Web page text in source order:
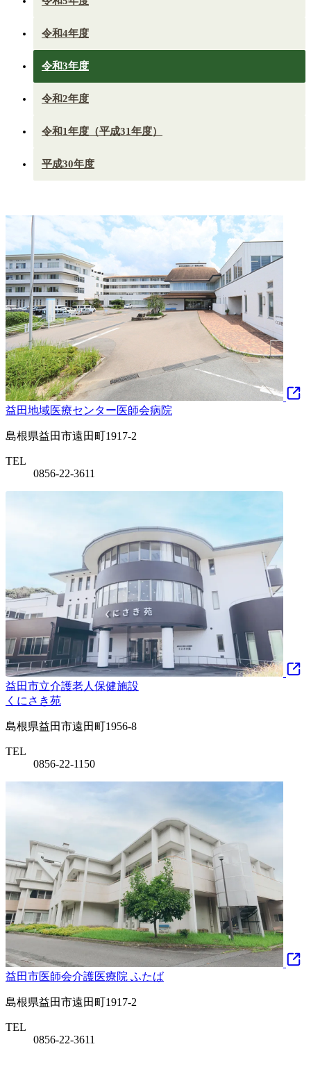
令和4年度
令和3年度
令和2年度
令和1年度（平成31年度）
平成30年度
益田地域医療センター医師会病院
島根県益田市遠田町1917-2
TEL
0856-22-3611
益田市立介護老人保健施設
くにさき苑
島根県益田市遠田町1956-8
TEL
0856-22-1150
益田市医師会介護医療院 ふたば
島根県益田市遠田町1917-2
TEL
0856-22-3611